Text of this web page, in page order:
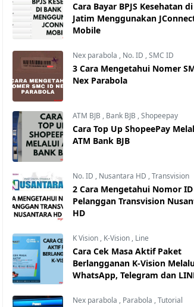
Cara Bayar BPJS Kesehatan
Jatim Menggunakan
Mobile
Nex parabola , No. ID ,SMC ID
3 Cara Mengetahui Nomer
Nex Parabola
ATM BJB , Bank BJB ,Shopeepay
Cara Top Up ShopeePay
ATM Bank BJB
No. ID , Nusantara HD ,Transvision
2 Cara Mengetahui Nomor ID
Pelanggan Transvision
HD
K Vision , K-Vision , Line
Cara Cek Masa Aktif Paket
Berlangganan K-Vision
WhatsApp, Telegram dan
Nex parabola , Parabola ,Tutorial